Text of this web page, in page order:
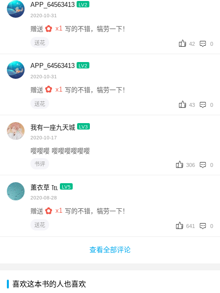
APP_64563413 LV2
2020-10-31
赠送 x1 写的不错，犒劳一下！
42 0
送花
APP_64563413 LV2
2020-10-31
赠送 x1 写的不错，犒劳一下！
43 0
送花
我有一座九天城 LV3
2020-10-17
嘤嘤嘤 嘤嘤嘤嘤嘤嘤
306 0
书评
薰衣草 ℡ LV5
2020-08-28
赠送 x1 写的不错，犒劳一下！
641 0
送花
查看全部评论
喜欢这本书的人也喜欢